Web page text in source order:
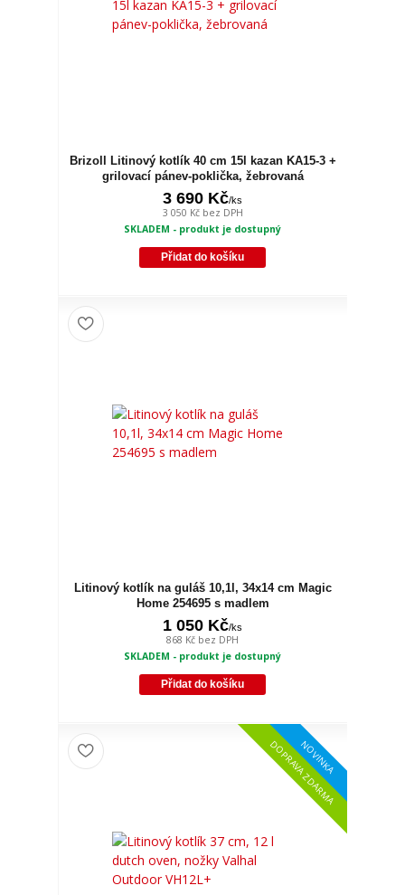
Brizoll Litinový kotlík 40 cm 15l kazan KA15-3 +
grilovací pánev-poklička, žebrovaná
3 690 Kč/ks
3 050 Kč bez DPH
SKLADEM - produkt je dostupný
Přidat do košíku
Litinový kotlík na guláš 10,1l, 34x14 cm Magic
Home 254695 s madlem
1 050 Kč/ks
868 Kč bez DPH
SKLADEM - produkt je dostupný
Přidat do košíku
NOVINKA
DOPRAVA ZDARMA